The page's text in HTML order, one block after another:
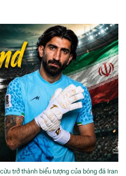
trở thành biểu tượng của bóng đá Iran